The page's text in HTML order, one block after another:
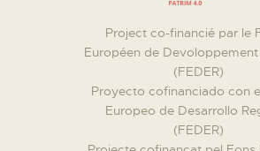
Project co-financié par le
Européen de Devoloppement
(FEDER)
Proyecto cofinanciado con
Europeo de Desarrollo
(FEDER)